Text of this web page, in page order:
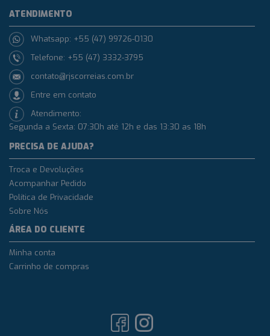
ATENDIMENTO
Whatsapp: +55 (47) 99726-0130
Telefone: +55 (47) 3332-3795
contato@rjscorreias.com.br
Entre em contato
Atendimento:
Segunda a Sexta: 07:30h até 12h e das 13:30 as 18h
PRECISA DE AJUDA?
Troca e Devoluções
Acompanhar Pedido
Política de Privacidade
Sobre Nós
ÁREA DO CLIENTE
Minha conta
Carrinho de compras